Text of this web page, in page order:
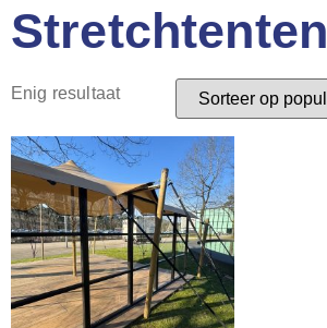
Stretchtenten
Enig resultaat